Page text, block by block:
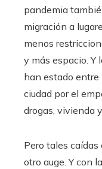
pandemia
migración a
menos
y más espacio. Y
han estado entre
ciudad por el
drogas, vivienda
Pero tales caídas
otro auge. Y con